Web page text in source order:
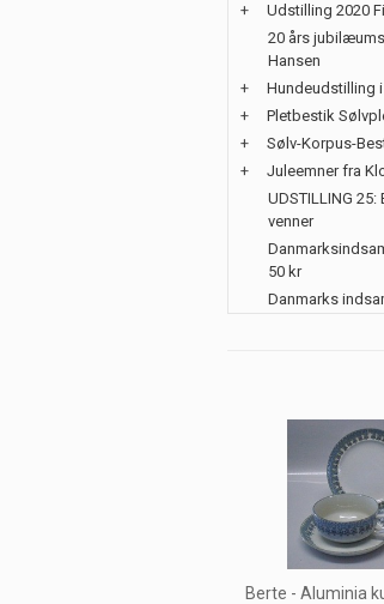
+
Udstilling 2020
20 års
Hansen
+
Hundeudstilling
+
Pletbestik
+
Sølv-Korpus-
+
Juleemner fra
UDSTILLING
venner
50 kr
Danmarks
Berte - Aluminia